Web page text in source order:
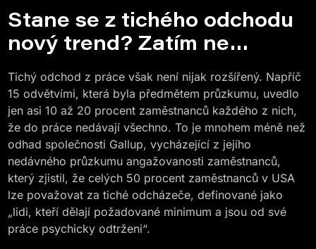
Stane se z tichého odchodu
nový trend? Zatím ne…
Tichý odchod z práce však není nijak rozšířený. Napříč
15 odvětvími, která byla předmětem průzkumu, uvedlo
jen asi 10 až 20 procent zaměstnanců každého z nich,
že do práce nedávají všechno. To je mnohem méně než
odhad společnosti Gallup, vycházející z jejího
nedávného průzkumu angažovanosti zaměstnanců,
který zjistil, že celých 50 procent zaměstnanců v USA
lze považovat za tiché odcházeče, definované jako
„lidi, kteří dělají požadované minimum a jsou od své
práce psychicky odtrženi“.